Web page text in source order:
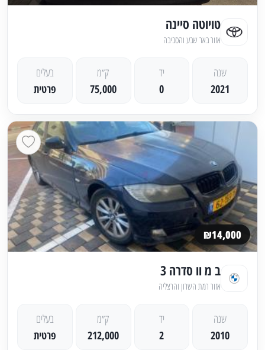
טויוטה סיינה
אזור באר שבע והסביבה
שנה
2021
יד
0
ק״מ
75,000
בעלים
פרטית
₪14,000
ב מ וו סדרה 3
אזור רמת השרון והרצליה
שנה
2010
יד
2
ק״מ
212,000
בעלים
פרטית